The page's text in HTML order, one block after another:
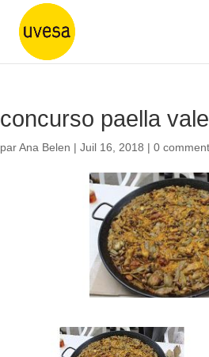
concurso paella
parAna Belen | Juil 16, 2018 | 0